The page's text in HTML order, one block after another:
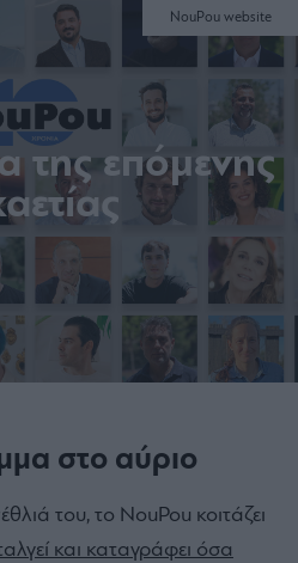
επόμενης
NouPou website
στο αύριο
του, το NouPou κοιτάζει
και καταγράφει όσα